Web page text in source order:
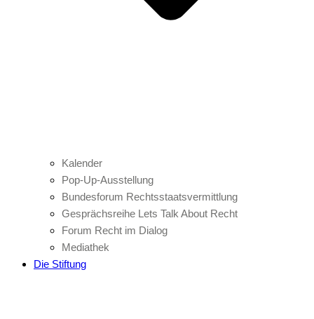
Kalender
Pop-Up-Ausstellung
Bundesforum Rechtsstaatsvermittlung
Gesprächsreihe Lets Talk About Recht
Forum Recht im Dialog
Mediathek
Die Stiftung